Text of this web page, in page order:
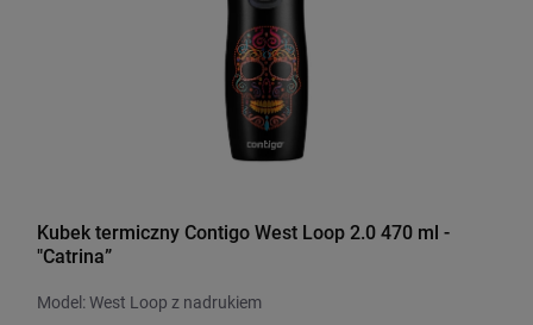
Kubek termiczny Contigo West Loop 2.0 470 ml -
"Catrina”
Model: West Loop z nadrukiem